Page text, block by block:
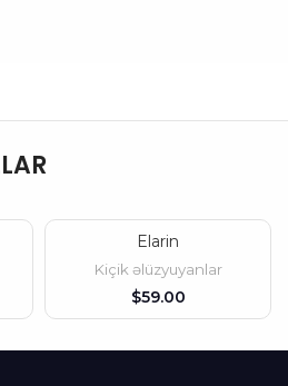
Elarin
Kiçik əlüzyuyanlar
$